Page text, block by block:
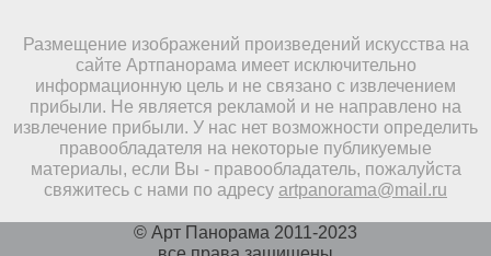
Размещение изображений произведений искусства на
сайте Артпанорама имеет исключительно
информационную цель и не связано с извлечением
прибыли. Не является рекламой и не направлено на
извлечение прибыли. У нас нет возможности определить
правообладателя на некоторые публикуемые
материалы, если Вы - правообладатель, пожалуйста
свяжитесь с нами по адресу artpanorama@mail.ru
© Арт Панорама 2011-2023